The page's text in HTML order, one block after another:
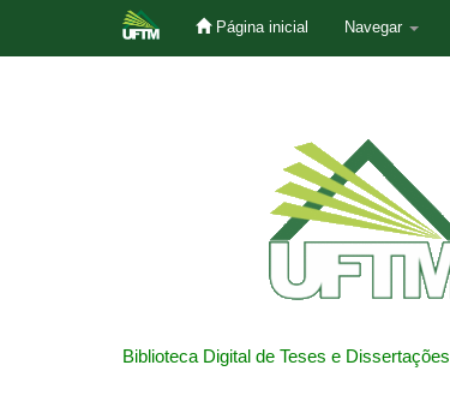
Página inicial Navegar
Biblioteca Digital de Teses e Dissertações